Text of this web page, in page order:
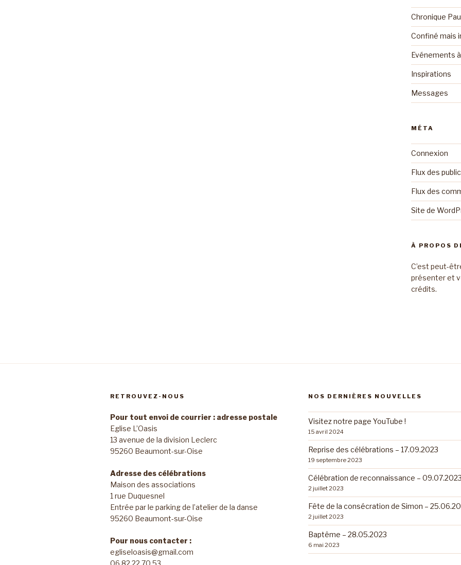
Chronique
Confiné mais
Evénements
Inspirations
Messages
MÉTA
Connexion
Flux des
Flux des
Site de
À PROPOS
C’est peut-
présenter et
crédits.
RETROUVEZ-NOUS
Pour tout envoi de courrier : adresse postale
Eglise L’Oasis
13 avenue de la division Leclerc
95260 Beaumont-sur-Oise
Adresse des célébrations
Maison des associations
1 rue Duquesnel
Entrée par le parking de l’atelier de la danse
95260 Beaumont-sur-Oise
Pour nous contacter :
egliseloasis@gmail.com
NOS DERNIÈRES NOUVELLES
Visitez notre page YouTube !
15 avril 2024
Reprise des célébrations – 17.09.2023
19 septembre 2023
Célébration de reconnaissance –
2 juillet 2023
Fête de la consécration de Simon –
2 juillet 2023
Baptême – 28.05.2023
6 mai 2023